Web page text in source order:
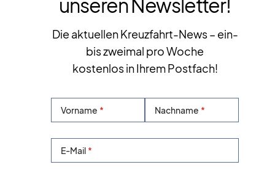
unseren Newsletter!
Die aktuellen Kreuzfahrt-News – ein-
bis zweimal pro Woche
kostenlos in Ihrem Postfach!
Vorname Nachname
E-Mail